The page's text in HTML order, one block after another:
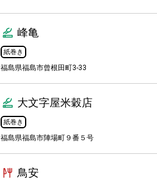
峰亀
紙巻き
福島県福島市曾根田町3‐33
大文字屋米穀店
紙巻き
福島県福島市陣場町９番５号
鳥安